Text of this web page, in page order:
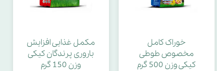
خوراک کامل
مخصوص طوطی
کیکی وزن 500 گرم
مکمل غذایی افزایش
باروری پرندگان کیکی
وزن 150 گرم